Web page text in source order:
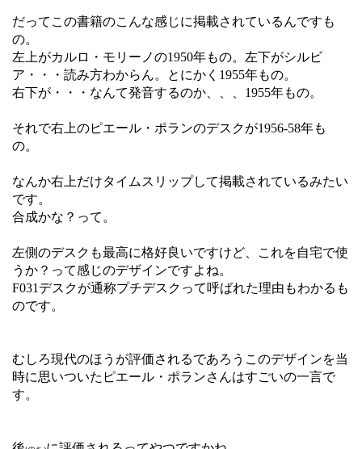
だってこの書籍のこんな感じに掲載されているんですも
の。
左上がカルロ・モリーノの1950年もの。左下がシルビ
ア・・・読み方わからん。とにかく1955年もの。
右下が・・・なんて発音するのか、、、1955年もの。
それで右上のピエール・ポランのデスクが1956-58年も
の。
なんか右上だけタイムスリップして掲載されているみたい
です。
合成かな？って。
左側のデスクも最高に格好良いですけど、これを自宅で使
うか？って感じのデザインですよね。
F031デスクが通称プチデスクって呼ばれた理由もわかるも
のです。
むしろ現代のほうが評価されるであろうこのデザインを当
時に思いついたピエール・ポランさんはすごいの一言で
す。